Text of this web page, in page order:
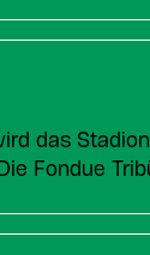
das
Fondue